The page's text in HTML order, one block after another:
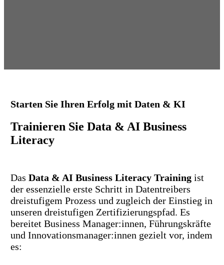
Starten Sie Ihren Erfolg mit Daten & KI
Trainieren Sie Data & AI Business
Literacy
DasData & AI Business Literacy Training ist
der essenzielle erste Schritt in Datentreibers
dreistufigem Prozess und zugleich der Einstieg in
unseren dreistufigen Zertifizierungspfad. Es
bereitet Business Manager:innen, Führungskräfte
und Innovationsmanager:innen gezielt vor, indem
es: